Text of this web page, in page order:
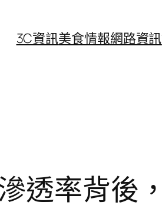
3C資訊美食情報網路資訊
透率背後